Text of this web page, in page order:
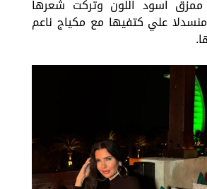
ممزق اسود اللون وتركت شعرها
علي كتفيها مع مكياج ناعم